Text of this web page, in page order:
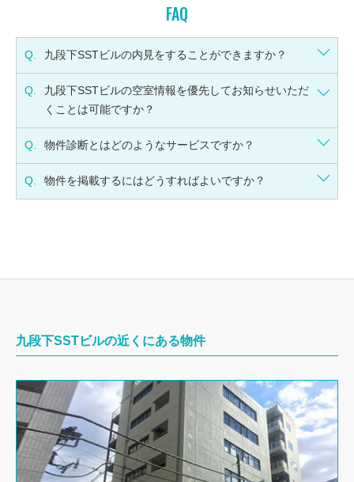
FAQ
Q. 九段下SSTビルの内見をすることができますか？
Q.
九段下SSTビルの空室情報を優先してお知らせいただ
くことは可能ですか？
Q. 物件診断とはどのようなサービスですか？
Q. 物件を掲載するにはどうすればよいですか？
九段下SSTビルの近くにある物件